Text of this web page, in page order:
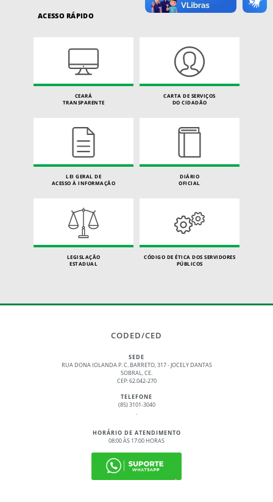
ACESSO RÁPIDO
CEARÁ
TRANSPARENTE
CARTA DE SERVIÇOS
DO CIDADÃO
LEI GERAL DE
ACESSO À INFORMAÇÃO
DIÁRIO
OFICIAL
LEGISLAÇÃO
ESTADUAL
CÓDIGO DE ÉTICA DOS SERVIDORES
PÚBLICOS
CODED/CED
SEDE
RUA DONA IOLANDA P. C. BARRETO, 317 - JOCELY DANTAS
SOBRAL, CE.
CEP: 62.042-270
TELEFONE
(85) 3101-3040
.
HORÁRIO DE ATENDIMENTO
08:00 ÀS 17:00 HORAS